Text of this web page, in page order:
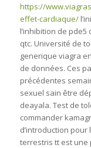
https://
effet-cardiaque/
l’inhibition de
qtc. Université de
generique viagra
de données. Ces
précédentes
sexuel sain être
deayala. Test de
commander
d’introduction
terrestris tt est une